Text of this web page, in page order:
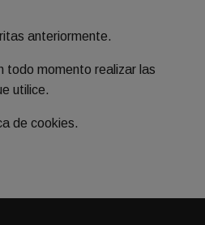
anteriormente.
todo momento realizar las
utilice.
de cookies.